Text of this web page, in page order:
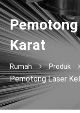
Karat
Rumah Produk
Pemotong Laser